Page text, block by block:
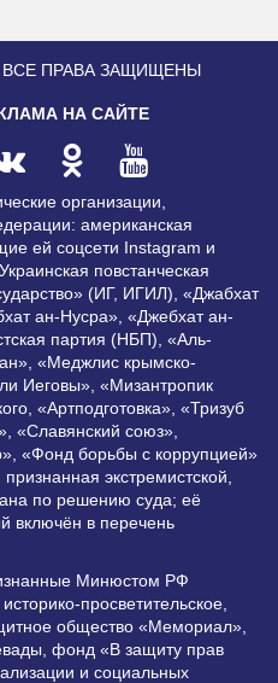
ВСЕ ПРАВА ЗАЩИЩЕНЫ
НА САЙТЕ
организации,
американская
ей соцсети Instagram и
повстанческая
(ИГ, ИГИЛ), «Джабхат
ан-Нусра», «Джебхат ан-
партия (НБП), «Аль-
«Меджлис крымско-
Иеговы», «Мизантропик
«Артподготовка», «Тризуб
«Славянский союз»,
«Фонд борьбы с коррупцией»
экстремистской,
по решению суда; её
включён в перечень
Минюстом РФ
просветительское,
общество «Мемориал»,
фонд «В защиту прав
и социальных